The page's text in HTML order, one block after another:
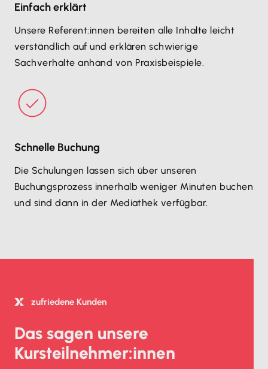
Einfach erklärt
Unsere Referent:innen bereiten alle Inhalte leicht
verständlich auf und erklären schwierige
Sachverhalte anhand von Praxisbeispiele.
Schnelle Buchung
Die Schulungen lassen sich über unseren
Buchungsprozess innerhalb weniger Minuten buchen
und sind dann in der Mediathek verfügbar.
zufriedene Kunden
Das sagen unsere
Kursteilnehmer:innen